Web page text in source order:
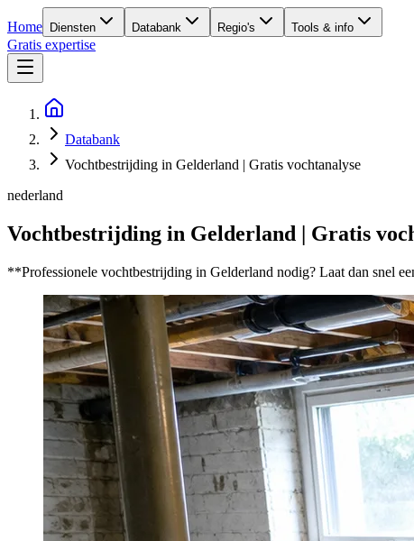
Home Diensten Databank Regio's Tools & info
Gratis expertise
Databank
Vochtbestrijding in Gelderland | Gratis vochtanalyse
nederland
Vochtbestrijding in Gelderland | Gratis
**Professionele vochtbestrijding in Gelderland nodig? Laat dan snel